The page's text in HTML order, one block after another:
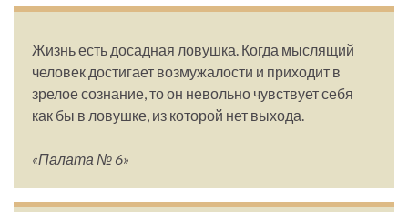
Жизнь есть досадная ловушка. Когда мыслящий
человек достигает возмужалости и приходит в
зрелое сознание, то он невольно чувствует себя
как бы в ловушке, из которой нет выхода.
«Палата № 6»